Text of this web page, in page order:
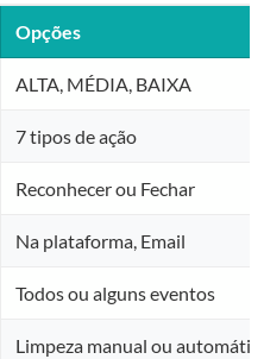
Opções
ALTA, MÉDIA, BAIXA
7 tipos de ação
Reconhecer ou Fechar
Na plataforma, Email
Todos ou alguns eventos
Limpeza manual ou